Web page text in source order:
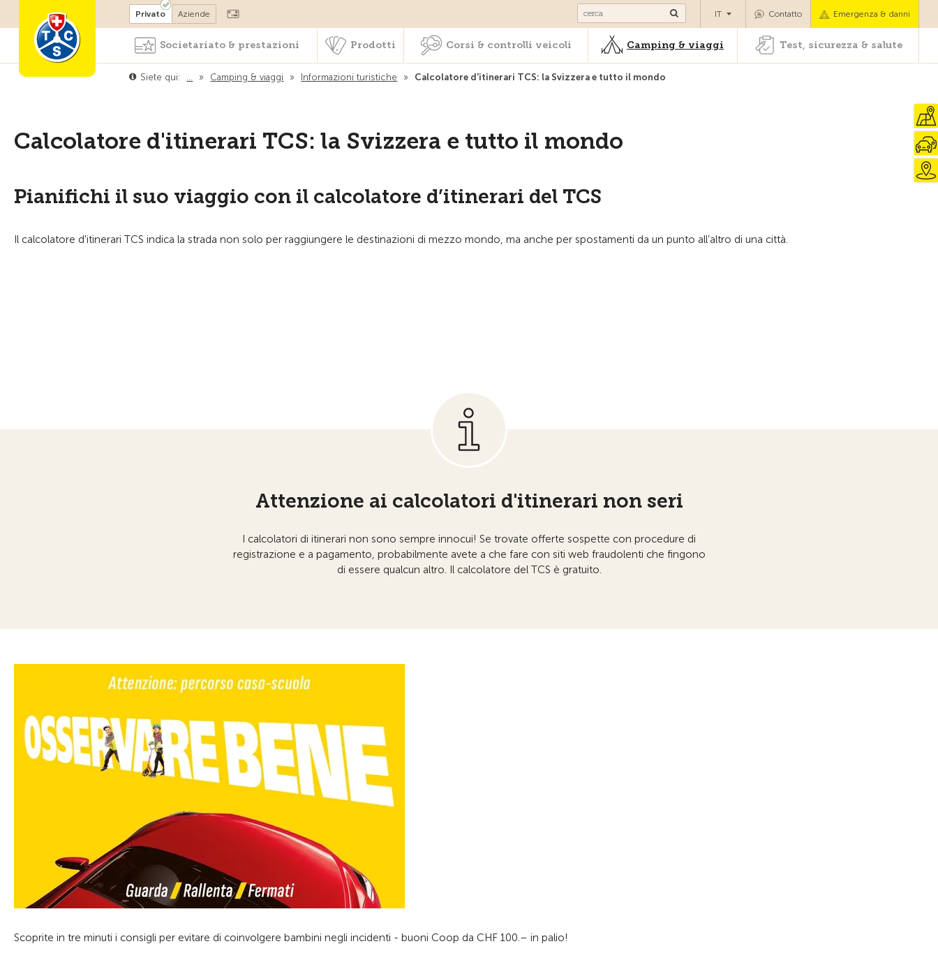
Diventare socio Corsi & controlli veicoli Camping & viaggi Test, sicurezza & salute
Privato Aziende Contatto Emergenza & danni
IT
Societariato & prestazioni Prodotti Corsi & controlli veicoli Camping & viaggi Test, sicurezza & salute
Siete qui: … » Camping & viaggi » Informazioni turistiche » Calcolatore d'itinerari TCS: la Svizzera e tutto il mondo
Calcolatore d'itinerari TCS: la Svizzera e tutto il mondo
Pianifichi il suo viaggio con il calcolatore d’itinerari del TCS
Il calcolatore d'itinerari TCS indica la strada non solo per raggiungere le destinazioni di mezzo mondo, ma anche per spostamenti da un punto all’altro di una città.
Attenzione ai calcolatori d'itinerari non seri
I calcolatori di itinerari non sono sempre innocui! Se trovate offerte sospette con procedure di
registrazione e a pagamento, probabilmente avete a che fare con siti web fraudolenti che fingono
di essere qualcun altro. Il calcolatore del TCS è gratuito.
Scoprite in tre minuti i consigli per evitare di coinvolgere bambini negli incidenti - buoni Coop da CHF 100.– in palio!